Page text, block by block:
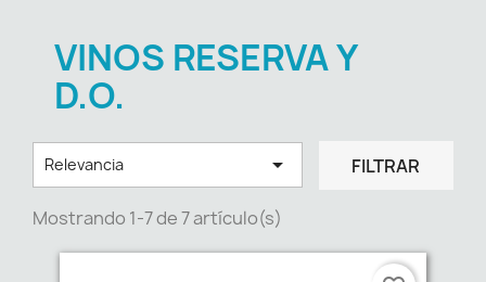
VINOS RESERVA Y
D.O.
Relevancia  FILTRAR
Mostrando 1-7 de 7 artículo(s)